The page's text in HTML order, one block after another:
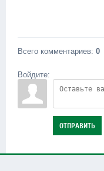
Всего комментариев: 0
Войдите:
ОТПРАВИТЬ